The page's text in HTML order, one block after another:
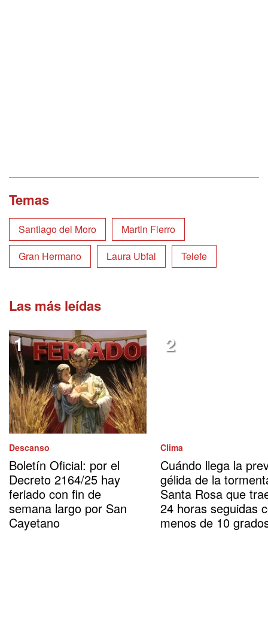
Temas
Santiago del Moro
Martin Fierro
Gran Hermano
Laura Ubfal Telefe
Las más leídas
Descanso
Boletín Oficial: por el
Decreto 2164/25 hay
feriado con fin de
semana largo por San
Cayetano
Clima
Cuándo llega la
gélida de la
Santa Rosa que
24 horas seguidas
menos de 10